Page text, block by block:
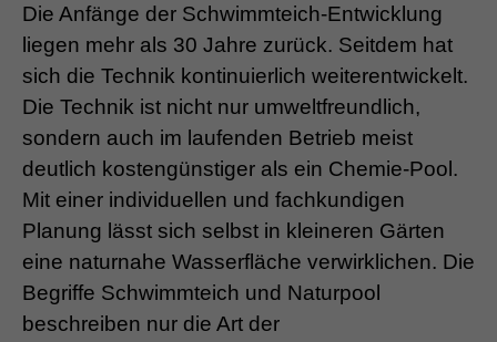
Die Anfänge der Schwimmteich-Entwicklung
liegen mehr als 30 Jahre zurück. Seitdem hat
sich die Technik kontinuierlich weiterentwickelt.
Die Technik ist nicht nur umweltfreundlich,
sondern auch im laufenden Betrieb meist
deutlich kostengünstiger als ein Chemie-Pool.
Mit einer individuellen und fachkundigen
Planung lässt sich selbst in kleineren Gärten
eine naturnahe Wasserfläche verwirklichen. Die
Begriffe Schwimmteich und Naturpool
beschreiben nur die Art der